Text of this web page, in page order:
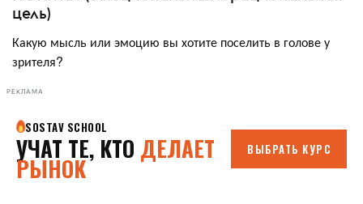
цель)
Какую мысль или эмоцию вы хотите поселить в голове у
зрителя?
РЕКЛАМА